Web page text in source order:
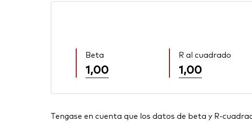
Beta
1,00
R al cuadrado
1,00
Tengase en cuenta que los datos de beta y R-